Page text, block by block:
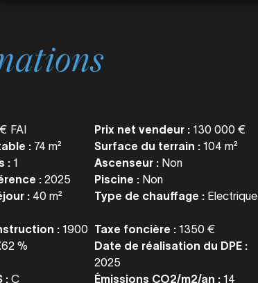
FAI Prix net vendeur : 130 000 €
: 74 m² Surface du terrain : 104 m²
: 1 Ascenseur : Non
: 2025 Piscine : Non
: 40 m² Type de chauffage : Electrique
: 1900 Taxe foncière : 1350 €
%
Date de réalisation du DPE :
2025
: C Émissions CO2/m2/an : 14